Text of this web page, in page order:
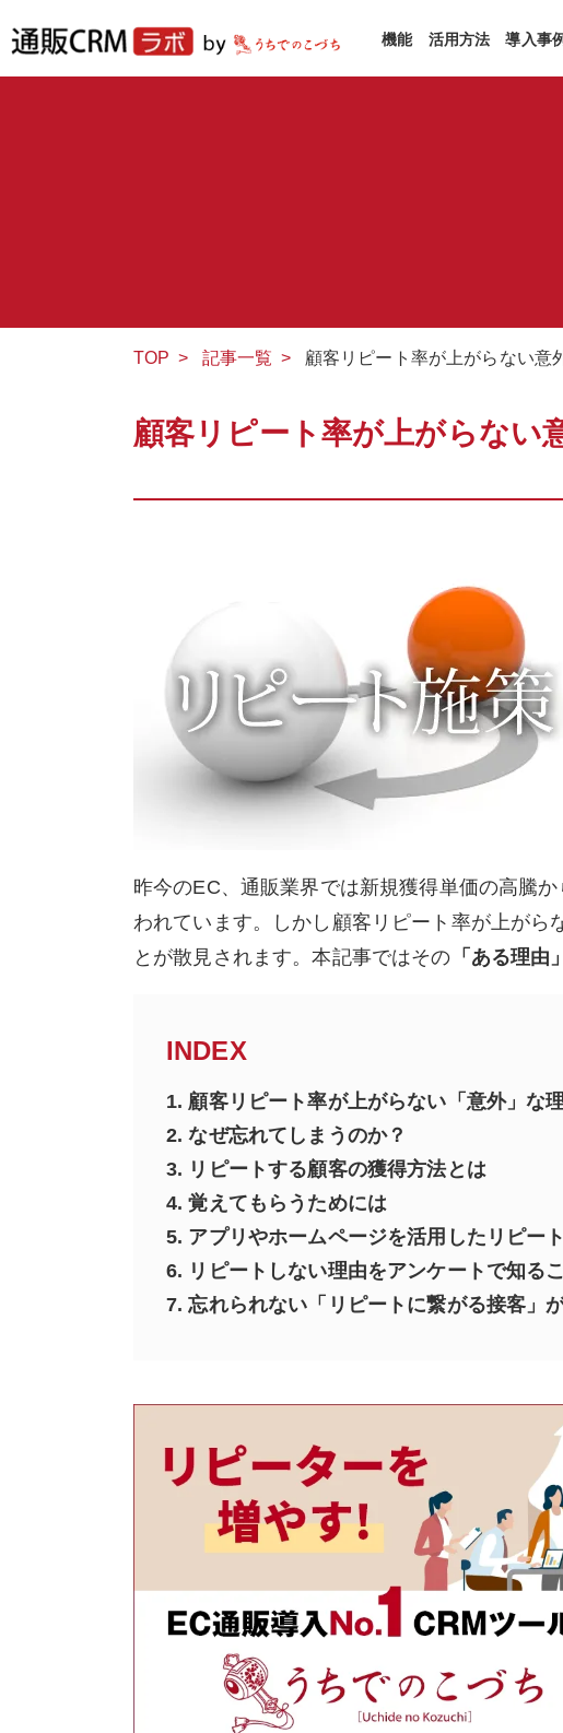
機能 活用方法 導入事
TOP > 記事一覧 > 顧客リピート率が上がらない意
顧客リピート率が上がらない
昨今のEC、通販業界では新規獲得単価の高騰
われています。しかし顧客リピート率が上がら
とが散見されます。本記事ではその 「ある理由」
INDEX
1. 顧客リピート率が上がらない「意外」な
2. なぜ忘れてしまうのか？
3. リピートする顧客の獲得方法とは
4. 覚えてもらうためには
5. アプリやホームページを活用したリピー
6. リピートしない理由をアンケートで知る
7. 忘れられない「リピートに繋がる接客」